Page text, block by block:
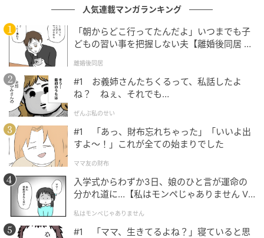
・ハンドルバーポジションのダメな例
人気連載マンガランキング
「朝からどこ行ってたんだよ」いつまでも子
どもの習い事を把握しない夫【離婚後同居 Vo
離婚後同居
#1 お義姉さんたちくるって、私話したよ
ね？ ねぇ、それでも…
ぜんぶ私のせい
#1 「あっ、財布忘れちゃった」「いいよ出
すよ〜！」これが全ての始まりでした
ママ友の財布
入学式からわずか3日、娘のひと言が運命の
分かれ道に…【私はモンペじゃありません Vo
私はモンペじゃありません
#1 「ママ、生きてるよね？」寝ていると思